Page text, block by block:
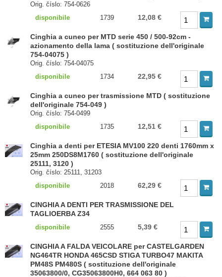
Orig. číslo: 754-0626
disponibile
1739 12,08 €
Cinghia a cuneo per MTD serie 450 / 500-92cm -
azionamento della lama ( sostituzione dell'originale
754-04075 )
Orig. číslo: 754-04075
disponibile
1734 22,95 €
Cinghia a cuneo per trasmissione MTD ( sostituzione
dell'originale 754-049 )
Orig. číslo: 754-0499
disponibile
1735 12,51 €
Cinghia a denti per ETESIA MV100 220 denti 1760mm x
25mm 250DS8M1760 ( sostituzione dell'originale
25111, 3120 )
Orig. číslo: 25111, 31203
disponibile
2018 62,29 €
CINGHIA A DENTI PER TRASMISSIONE DEL
TAGLIOERBA Z34
disponibile 2555 5,39 €
CINGHIA A FALDA VEICOLARE per CASTELGARDEN
NG464TR HONDA 465CSD STIGA TURBO47 MAKITA
PM48S PM480S ( sostituzione dell'originale
35063800/0, CG35063800H0, 664 063 80 )